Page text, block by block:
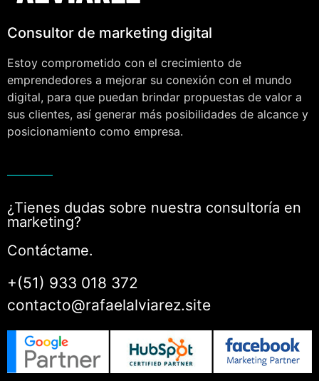
Consultor de marketing digital
Estoy comprometido con el crecimiento de
emprendedores a mejorar su conexión con el mundo
digital, para que puedan brindar propuestas de valor a
sus clientes, así generar más posibilidades de alcance y
posicionamiento como empresa.
¿Tienes dudas sobre nuestra consultoría en
marketing?
Contáctame.
+(51) 933 018 372
contacto@rafaelalviarez.site